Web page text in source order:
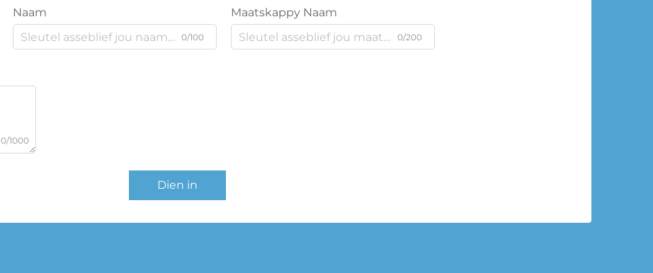
Naam
0/100
Maatskappy Naam
0/200
0/1000
Dien in